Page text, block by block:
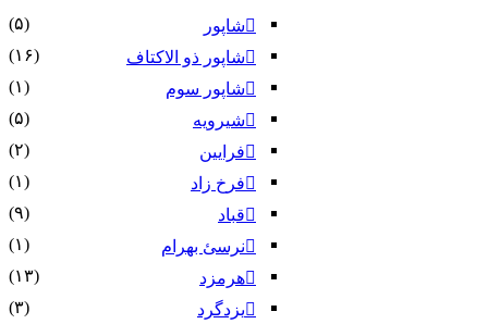
شاپور
(۵)
شاپور ذو الاکتاف
(۱۶)
شاپور سوم‏
(۱)
شیرویه
(۵)
فرایین
(۲)
فرخ زاد
(۱)
قباد
(۹)
نرسئ بهرام‏
(۱)
هرمزد
(۱۳)
یزدگرد
(۳)